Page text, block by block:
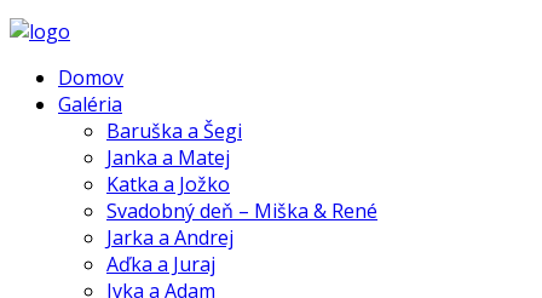
Domov
Galéria
Baruška a Šegi
Janka a Matej
Katka a Jožko
Svadobný deň – Miška & René
Jarka a Andrej
Aďka a Juraj
Ivka a Adam